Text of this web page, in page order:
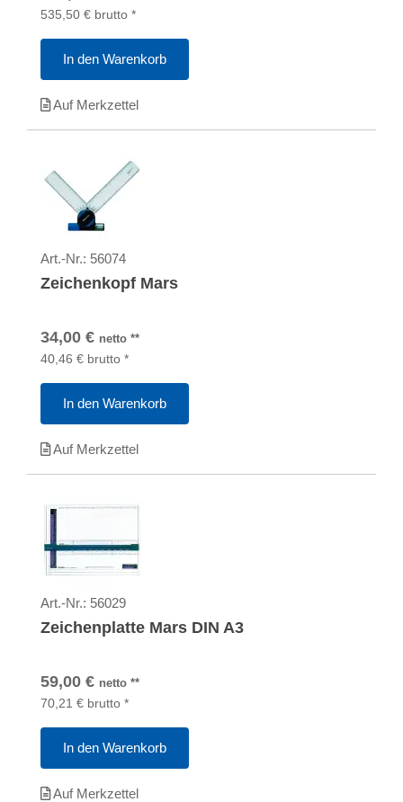
535,50 € brutto *
In den Warenkorb
Auf Merkzettel
Art.-Nr.: 56074
Zeichenkopf Mars
34,00 € netto **
40,46 € brutto *
In den Warenkorb
Auf Merkzettel
Art.-Nr.: 56029
Zeichenplatte Mars DIN A3
59,00 € netto **
70,21 € brutto *
In den Warenkorb
Auf Merkzettel